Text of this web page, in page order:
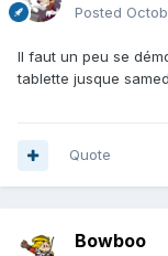
Posted
Il faut un peu se
tablette jusque
Quote
Bowboo